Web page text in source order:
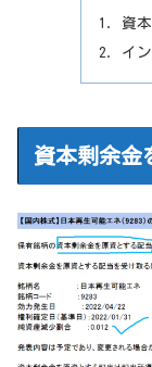
資
イ
資本剰余金